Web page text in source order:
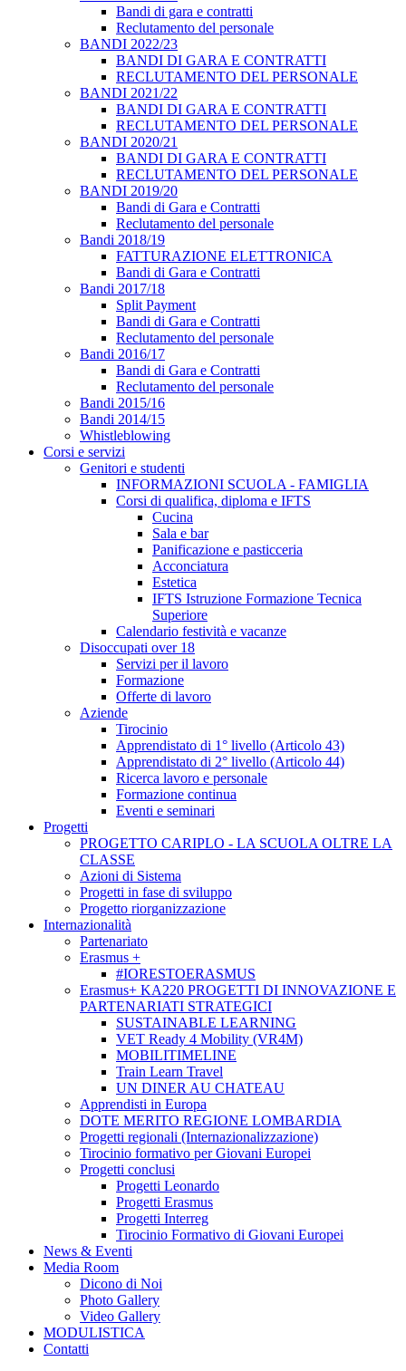
Bandi di gara e contratti
Reclutamento del personale
BANDI 2022/23
BANDI DI GARA E CONTRATTI
RECLUTAMENTO DEL PERSONALE
BANDI 2021/22
BANDI DI GARA E CONTRATTI
RECLUTAMENTO DEL PERSONALE
BANDI 2020/21
BANDI DI GARA E CONTRATTI
RECLUTAMENTO DEL PERSONALE
BANDI 2019/20
Bandi di Gara e Contratti
Reclutamento del personale
Bandi 2018/19
FATTURAZIONE ELETTRONICA
Bandi di Gara e Contratti
Bandi 2017/18
Split Payment
Bandi di Gara e Contratti
Reclutamento del personale
Bandi 2016/17
Bandi di Gara e Contratti
Reclutamento del personale
Bandi 2015/16
Bandi 2014/15
Whistleblowing
Corsi e servizi
Genitori e studenti
INFORMAZIONI SCUOLA - FAMIGLIA
Corsi di qualifica, diploma e IFTS
Cucina
Sala e bar
Panificazione e pasticceria
Acconciatura
Estetica
IFTS Istruzione Formazione Tecnica
Superiore
Calendario festività e vacanze
Disoccupati over 18
Servizi per il lavoro
Formazione
Offerte di lavoro
Aziende
Tirocinio
Apprendistato di 1° livello (Articolo 43)
Apprendistato di 2° livello (Articolo 44)
Ricerca lavoro e personale
Formazione continua
Eventi e seminari
Progetti
PROGETTO CARIPLO - LA SCUOLA OLTRE LA
CLASSE
Azioni di Sistema
Progetti in fase di sviluppo
Progetto riorganizzazione
Internazionalità
Partenariato
Erasmus +
#IORESTOERASMUS
Erasmus+ KA220 PROGETTI DI INNOVAZIONE E
PARTENARIATI STRATEGICI
SUSTAINABLE LEARNING
VET Ready 4 Mobility (VR4M)
MOBILITIMELINE
Train Learn Travel
UN DINER AU CHATEAU
Apprendisti in Europa
DOTE MERITO REGIONE LOMBARDIA
Progetti regionali (Internazionalizzazione)
Tirocinio formativo per Giovani Europei
Progetti conclusi
Progetti Leonardo
Progetti Erasmus
Progetti Interreg
Tirocinio Formativo di Giovani Europei
News & Eventi
Media Room
Dicono di Noi
Photo Gallery
Video Gallery
MODULISTICA
Contatti